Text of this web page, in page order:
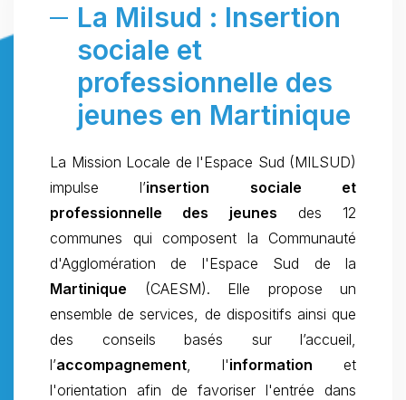
La Milsud : Insertion
sociale et
professionnelle des
jeunes en Martinique
La Mission Locale de l'Espace Sud (MILSUD)
impulse l’insertion sociale et
professionnelle des jeunes des 12
communes qui composent la Communauté
d'Agglomération de l'Espace Sud de la
Martinique (CAESM). Elle propose un
ensemble de services, de dispositifs ainsi que
des conseils basés sur l’accueil,
l’accompagnement, l'information et
l'orientation afin de favoriser l'entrée dans